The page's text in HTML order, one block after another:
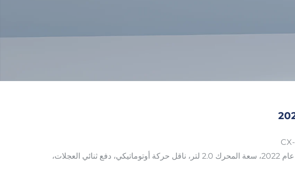
【تكوين المركبة】طراز عام 2022، سعة المحرك 2.0 لتر، ناقل حركة أوتوماتيكي، دفع ثنائي العجلات،